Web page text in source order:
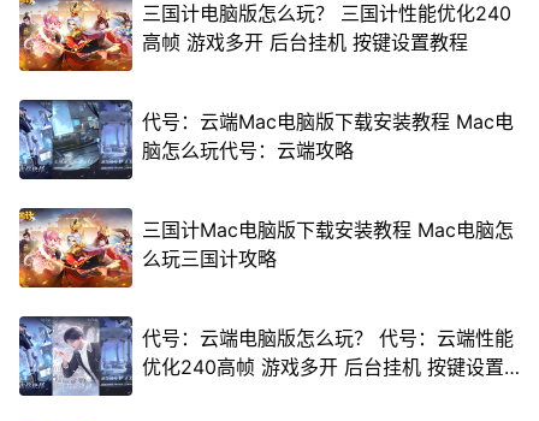
三国计电脑版怎么玩？ 三国计性能优化240
高帧 游戏多开 后台挂机 按键设置教程
代号：云端Mac电脑版下载安装教程 Mac电
脑怎么玩代号：云端攻略
三国计Mac电脑版下载安装教程 Mac电脑怎
么玩三国计攻略
代号：云端电脑版怎么玩？ 代号：云端性能
优化240高帧 游戏多开 后台挂机 按键设置